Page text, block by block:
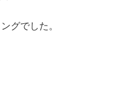
グでした。